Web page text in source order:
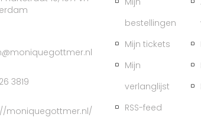
3819
moniquegottmer.nl/
bestellingen
Mijn tickets
Mijn
verlanglijst
RSS-feed